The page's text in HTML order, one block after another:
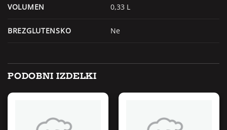
VOLUMEN 0,33 L
BREZGLUTENSKO Ne
PODOBNI IZDELKI